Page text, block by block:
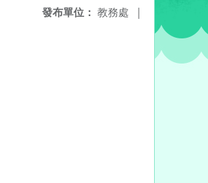
發布單位： 教務處 |